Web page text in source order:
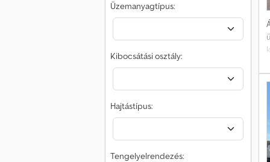
Üzemanyagtípus:
Kibocsátási osztály:
Hajtástípus:
Tengelyelrendezés: